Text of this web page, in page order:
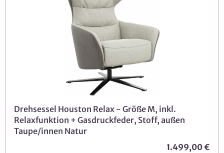
Drehsessel Houston Relax - Größe M, inkl.
Relaxfunktion + Gasdruckfeder, Stoff, außen
Taupe/innen Natur
1.499,00 €